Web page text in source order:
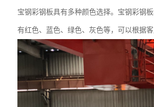
宝钢彩钢板具有多种颜色选择。宝钢彩钢
有红色、蓝色、绿色、灰色等，可以根据客